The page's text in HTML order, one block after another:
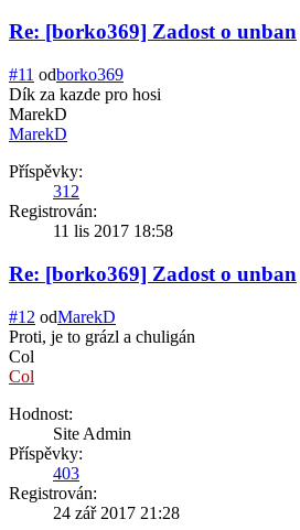
Re: [borko369] Zadost o unban
#11 odborko369
Dík za kazde pro hosi
MarekD
MarekD
Příspěvky:
312
Registrován:
11 lis 2017 18:58
Re: [borko369] Zadost o unban
#12 odMarekD
Proti, je to grázl a chuligán
Col
Col
Hodnost:
Site Admin
Příspěvky:
403
Registrován:
24 zář 2017 21:28